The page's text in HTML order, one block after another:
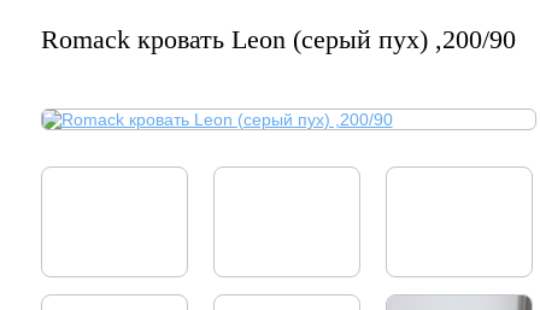
Romack кровать Leon (серый пух) ,200/90